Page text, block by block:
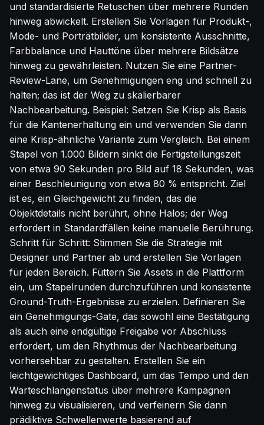
und standardisierte Retuschen über mehrere Runden
hinweg abwickelt. Erstellen Sie Vorlagen für Produkt-,
Mode- und Porträtbilder, um konsistente Ausschnitte,
Farbbalance und Hauttöne über mehrere Bildsätze
hinweg zu gewährleisten. Nutzen Sie eine Partner-
Review-Lane, um Genehmigungen eng und schnell zu
halten; das ist der Weg zu skalierbarer
Nachbearbeitung. Beispiel: Setzen Sie Krisp als Basis
für die Kantenerhaltung ein und verwenden Sie dann
eine Krisp-ähnliche Variante zum Vergleich. Bei einem
Stapel von 1.000 Bildern sinkt die Fertigstellungszeit
von etwa 90 Sekunden pro Bild auf 18 Sekunden, was
einer Beschleunigung von etwa 80 % entspricht. Ziel
ist es, ein Gleichgewicht zu finden, das die
Objektdetails nicht berührt, ohne Halos; der Weg
erfordert in Standardfällen keine manuelle Berührung.
Schritt für Schritt: Stimmen Sie die Strategie mit
Designer und Partner ab und erstellen Sie Vorlagen
für jeden Bereich. Füttern Sie Assets in die Plattform
ein, um Stapelrunden durchzuführen und konsistente
Ground-Truth-Ergebnisse zu erzielen. Definieren Sie
ein Genehmigungs-Gate, das sowohl eine Bestätigung
als auch eine endgültige Freigabe vor Abschluss
erfordert, um den Rhythmus der Nachbearbeitung
vorhersehbar zu gestalten. Erstellen Sie ein
leichtgewichtiges Dashboard, um das Tempo und den
Warteschlangenstatus über mehrere Kampagnen
hinweg zu visualisieren, und verfeinern Sie dann
prädiktive Schwellenwerte basierend auf